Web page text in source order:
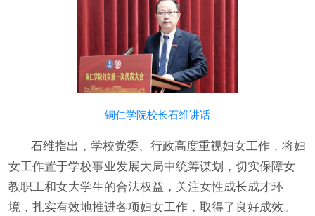
铜仁学院校长石维讲话
石维指出，学校党委、行政高度重视妇女工作，将妇
女工作置于学校事业发展大局中统筹谋划，切实保障女
教职工和女大学生的合法权益，关注女性成长成才环
境，扎实有效地推进各项妇女工作，取得了良好成效。